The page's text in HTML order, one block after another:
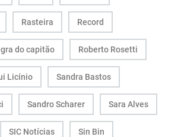
Rasteira Record
do capitão Roberto Rosetti
Licínio Sandra Bastos
Sandro Scharer Sara Alves
SIC Notícias Sin Bin